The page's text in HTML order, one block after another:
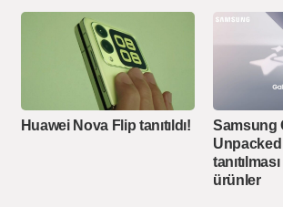
Huawei Nova Flip tanıtıldı!
Samsung
ürünler